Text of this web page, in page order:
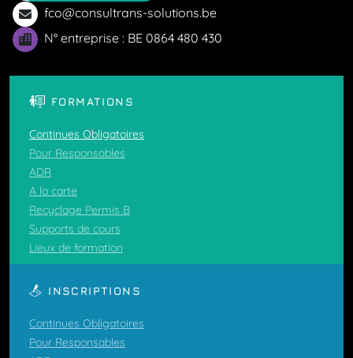
fco@consultrans-solutions.be
N° entreprise : BE 0864 480 430
FORMATIONS
Continues Obligatoires
Pour Responsables
ADR
A la carte
Recyclage Permis B
Supports de cours
Lieux de formation
INSCRIPTIONS
Continues Obligatoires
Pour Responsables